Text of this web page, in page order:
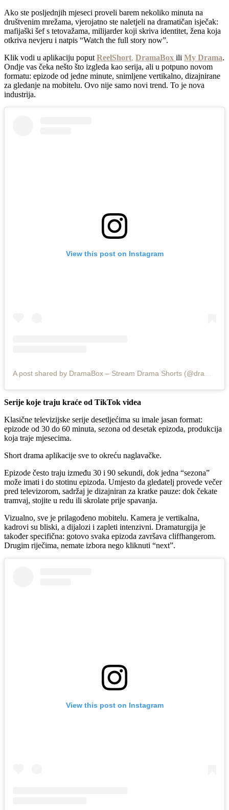
Ako ste posljednjih mjeseci proveli barem nekoliko minuta na
društvenim mrežama, vjerojatno ste naletjeli na dramatičan isječak:
mafijaški šef s tetovažama, milijarder koji skriva identitet, žena koja
otkriva nevjeru i natpis “Watch the full story now”.
Klik vodi u aplikaciju poput ReelShort, DramaBox ili My Drama.
Ondje vas čeka nešto što izgleda kao serija, ali u potpuno novom
formatu: epizode od jedne minute, snimljene vertikalno, dizajnirane
za gledanje na mobitelu. Ovo nije samo novi trend. To je nova
industrija.
View this post on Instagram
A post shared by DramaBox – Stream Drama Shorts (@dramabox_official)
Serije koje traju kraće od TikTok videa
Klasične televizijske serije desetljećima su imale jasan format:
epizode od 30 do 60 minuta, sezona od desetak epizoda, produkcija
koja traje mjesecima.
Short drama aplikacije sve to okreću naglavačke.
Epizode često traju između 30 i 90 sekundi, dok jedna “sezona”
može imati i do stotinu epizoda. Umjesto da gledatelj provede večer
pred televizorom, sadržaj je dizajniran za kratke pauze: dok čekate
tramvaj, stojite u redu ili skrolate prije spavanja.
Vizualno, sve je prilagođeno mobitelu. Kamera je vertikalna,
kadrovi su bliski, a dijalozi i zapleti intenzivni. Dramaturgija je
također specifična: gotovo svaka epizoda završava cliffhangerom.
Drugim riječima, nemate izbora nego kliknuti “next”.
View this post on Instagram